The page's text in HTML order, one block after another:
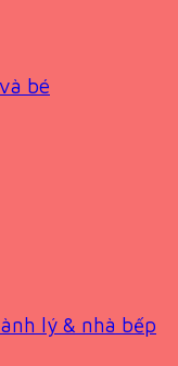
bé
lý & nhà bếp